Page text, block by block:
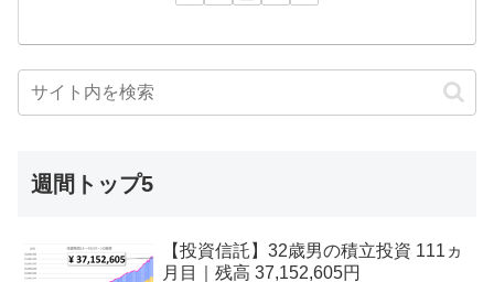
週間トップ5
【投資信託】32歳男の積立投資 111ヵ
月目｜残高 37,152,605円